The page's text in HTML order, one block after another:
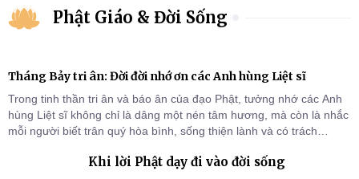
Phật Giáo & Đời Sống
Tháng Bảy tri ân: Đời đời nhớ ơn các Anh hùng Liệt sĩ
Trong tinh thần tri ân và báo ân của đạo Phật, tưởng nhớ các Anh
hùng Liệt sĩ không chỉ là dâng một nén tâm hương, mà còn là nhắc
mỗi người biết trân quý hòa bình, sống thiện lành và có trách
Khi lời Phật dạy đi vào đời sống